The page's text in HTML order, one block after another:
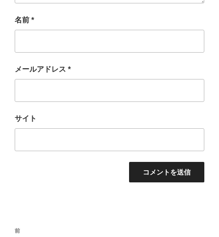
名前 *
メールアドレス *
サイト
投
過
前